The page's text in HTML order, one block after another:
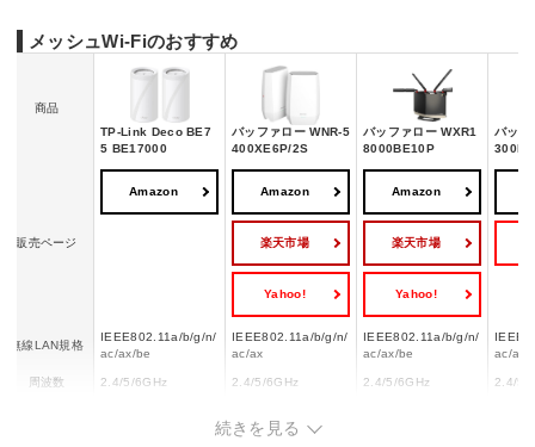
メッシュWi-Fiのおすすめ
商品
TP-Link Deco BE7
5 BE17000
バッファロー WNR-5
400XE6P/2S
バッファロー WXR1
8000BE10P
バッフ
販売ページ
Amazon Amazon
楽天市場
Yahoo!
Amazon
楽天市場
Yahoo!
無線LAN規格
IEEE802.11a/b/g/n/
ac/ax/be
IEEE802.11a/b/g/n/
ac/ax
IEEE802.11a/b/g/n/
ac/ax/be
ac/ax/
周波数 2.4/5/6GHz 2.4/5/6GHz 2.4/5/6GHz 2.4/5/
◯
続きを見る